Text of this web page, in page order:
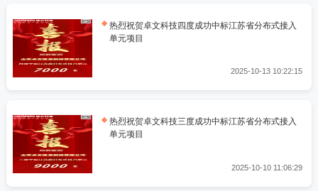
热烈祝贺卓文科技四度成功中标江苏省分布式接入
单元项目
2025-10-13 10:22:15
热烈祝贺卓文科技三度成功中标江苏省分布式接入
单元项目
2025-10-10 11:06:29